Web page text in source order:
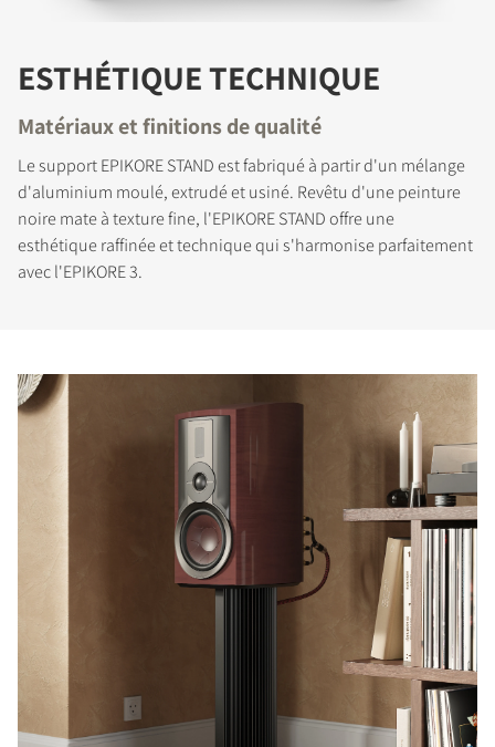
ESTHÉTIQUE TECHNIQUE
Matériaux et finitions de qualité
Le support EPIKORE STAND est fabriqué à partir d'un mélange
d'aluminium moulé, extrudé et usiné. Revêtu d'une peinture
noire mate à texture fine, l'EPIKORE STAND offre une
esthétique raffinée et technique qui s'harmonise parfaitement
avec l'EPIKORE 3.